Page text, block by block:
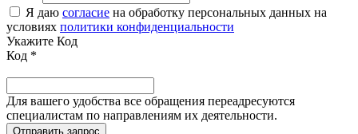
Я даю согласие на обработку персональных данных на
условиях политики конфиденциальности
Укажите Код
Код *
Для вашего удобства все обращения переадресуются
специалистам по направлениям их деятельности.
Отправить запрос